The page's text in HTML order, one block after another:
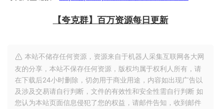
【夸克群】百万资源每日更新
本站不储存任何资源，资源来自于机器人采集互联网各大网
友的分享，本站不保存任何资源，版权均属于权利人所有，请
在下载后24小时删除，切勿用于商业用途，内容如出现广告以
及涉及交易请自行判断，文件的有效性和安全性需自行判断 如
您认为本站页面信息侵犯了您的权益，请邮件告知，收到邮件